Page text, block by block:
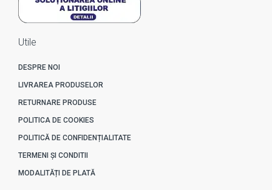
Utile
DESPRE NOI
LIVRAREA PRODUSELOR
RETURNARE PRODUSE
POLITICA DE COOKIES
POLITICĂ DE CONFIDENȚIALITATE
TERMENI ȘI CONDITII
MODALITĂȚI DE PLATĂ